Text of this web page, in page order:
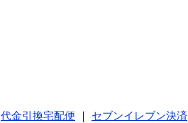
代金引換宅配便
セブンイレブン決済